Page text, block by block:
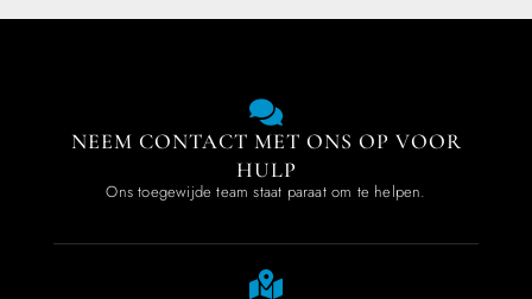
NEEM CONTACT MET ONS OP VOOR
HULP
Ons toegewijde team staat paraat om te helpen.